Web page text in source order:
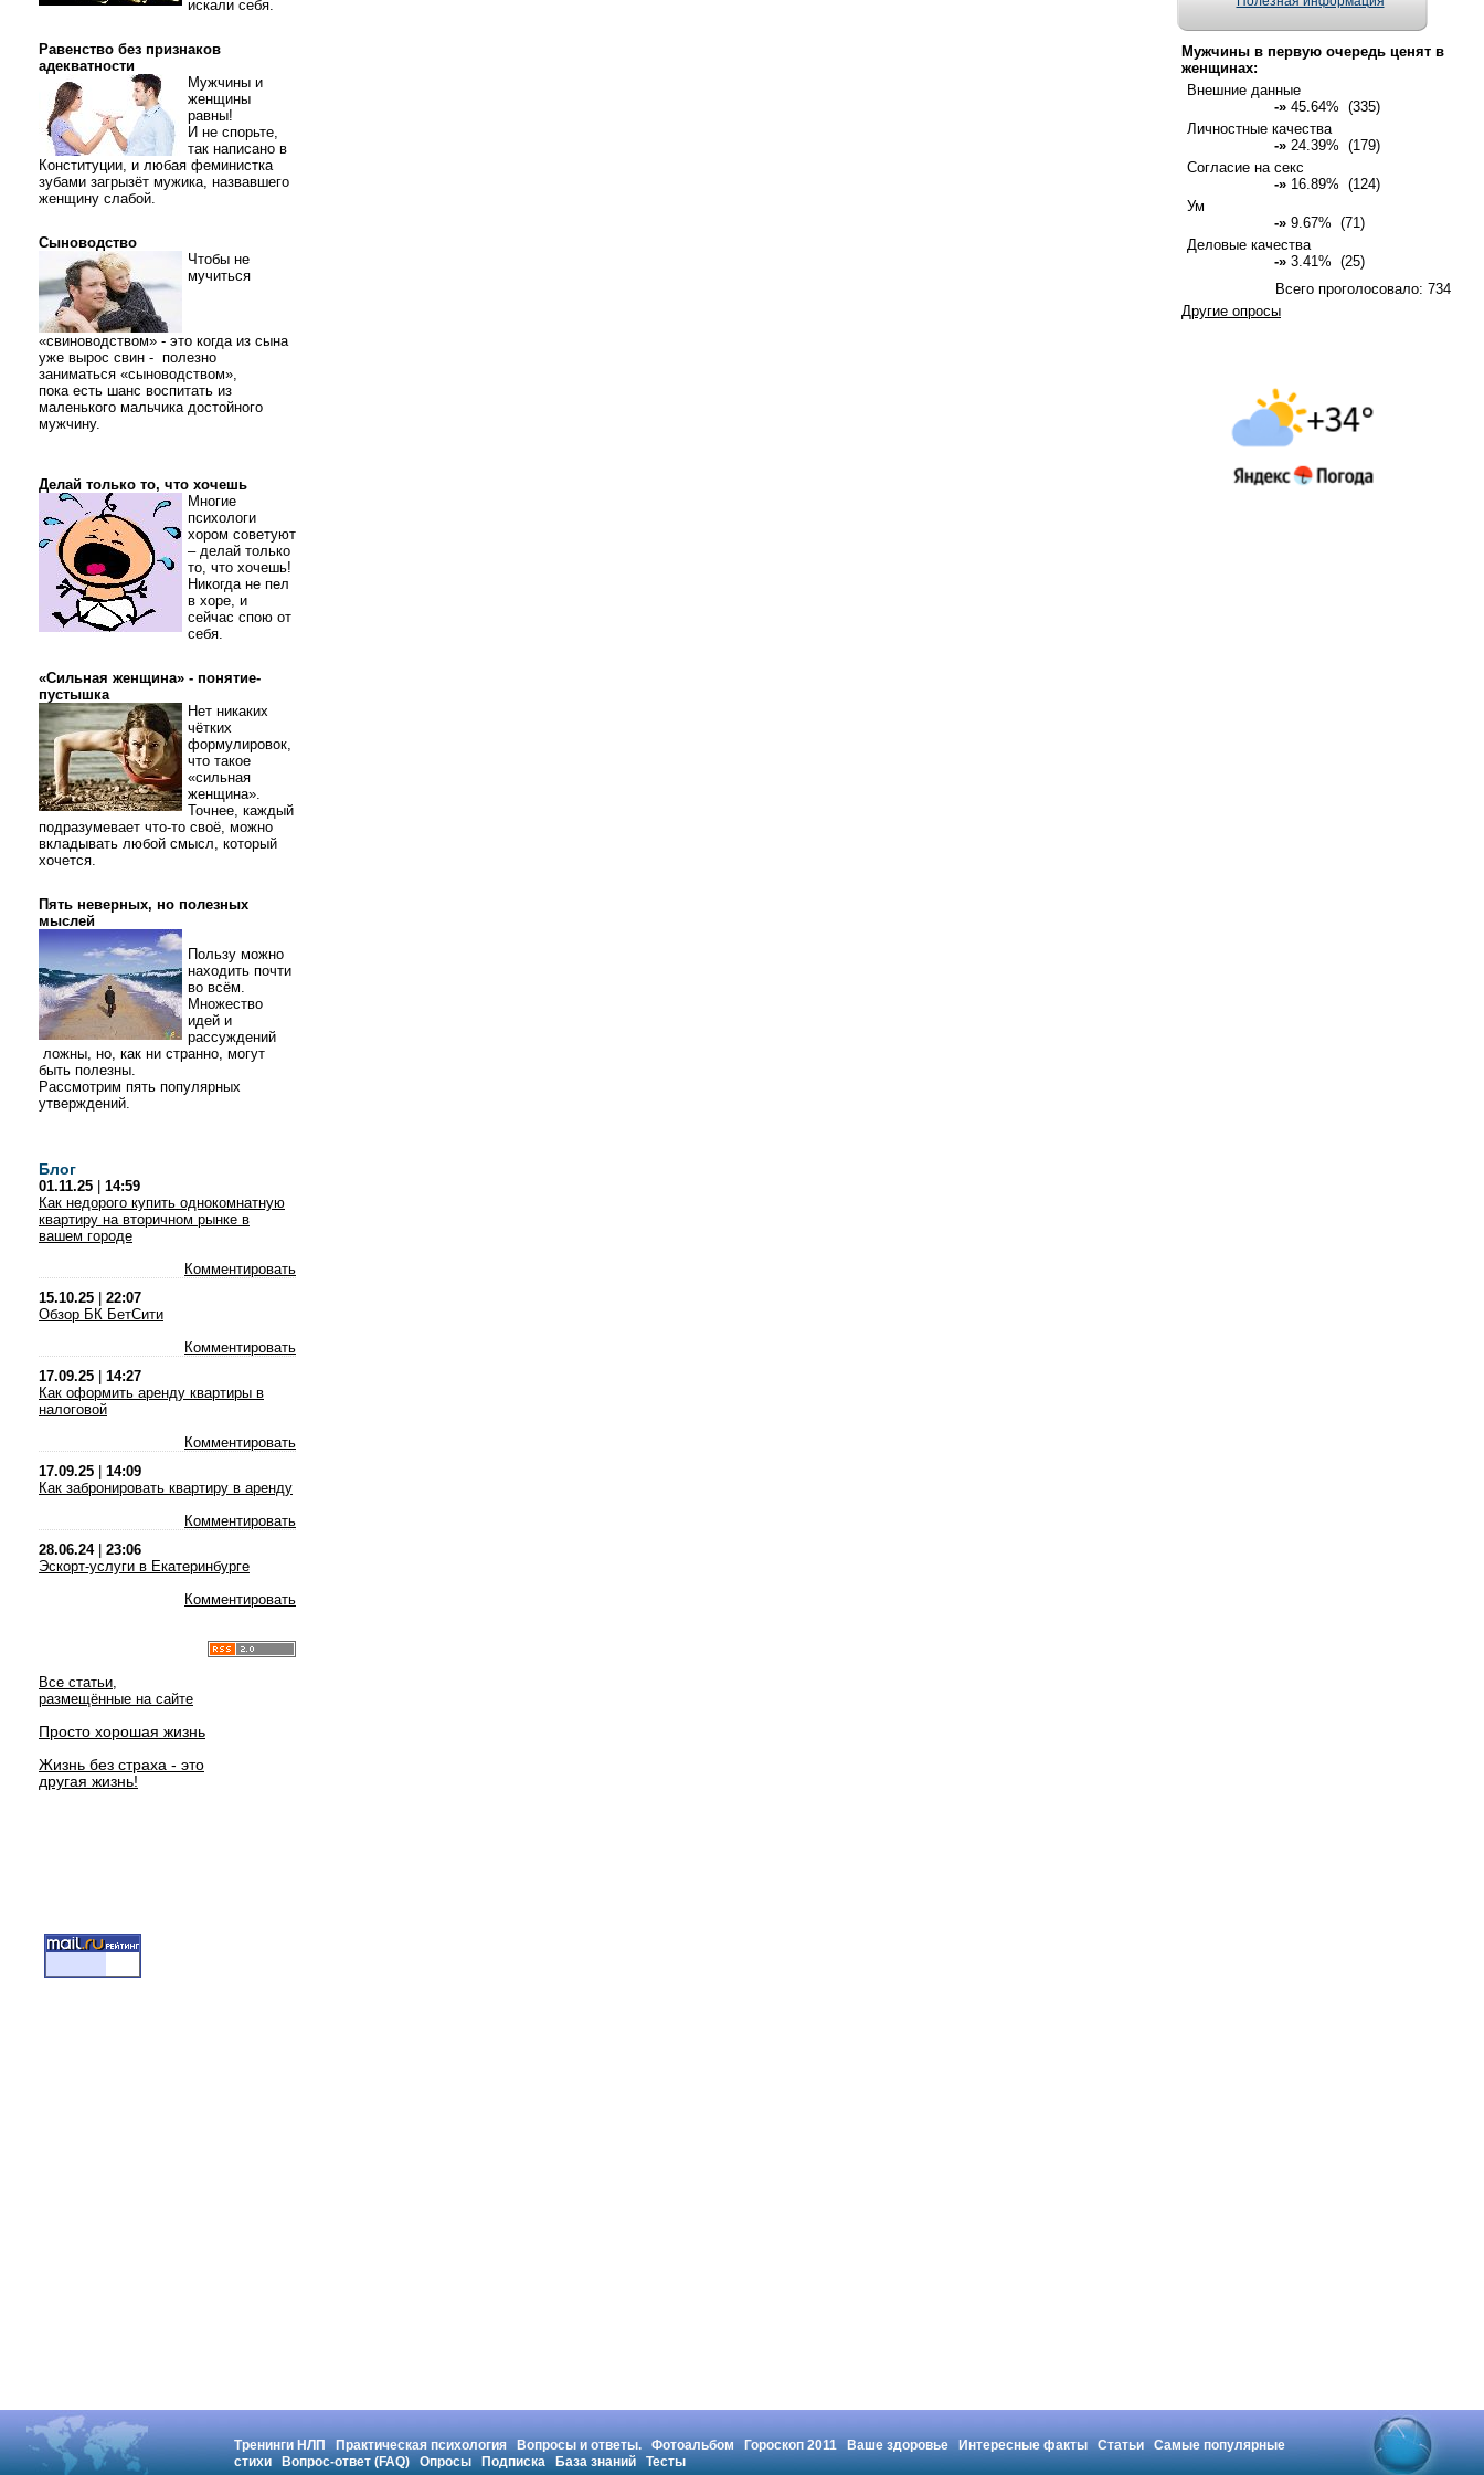
искали себя.
Равенство без признаков
адекватности
Мужчины и
женщины
равны!
И не спорьте,
так написано в
Конституции, и любая феминистка
зубами загрызёт мужика, назвавшего
женщину слабой.
Сыноводство
Чтобы не
мучиться
«свиноводством» - это когда из сына
уже вырос свин - полезно
заниматься «сыноводством»,
пока есть шанс воспитать из
маленького мальчика достойного
мужчину.
Делай только то, что хочешь
Многие
психологи
хором советуют
– делай только
то, что хочешь!
Никогда не пел
в хоре, и
сейчас спою от
себя.
«Сильная женщина» - понятие-
пустышка
Нет никаких
чётких
формулировок,
что такое
«сильная
женщина».
Точнее, каждый
подразумевает что-то своё, можно
вкладывать любой смысл, который
хочется.
Пять неверных, но полезных
мыслей
Пользу можно
находить почти
во всём.
Множество
идей и
рассуждений
ложны, но, как ни странно, могут
быть полезны.
Рассмотрим пять популярных
утверждений.
Блог
01.11.25
14:59
Как недорого купить однокомнатную
квартиру на вторичном рынке в
вашем городе
Комментировать
15.10.25
22:07
Обзор БК БетСити
Комментировать
17.09.25
14:27
Как оформить аренду квартиры в
налоговой
Комментировать
17.09.25
14:09
Как забронировать квартиру в аренду
Комментировать
28.06.24| 23:06
Эскорт-услуги в Екатеринбурге
Комментировать
Все статьи,
размещённые на сайте
Просто хорошая жизнь
Жизнь без страха - это
другая жизнь!
Мужчины в первую очередь ценят в
женщинах:
Внешние данные
-» 45.64% (335)
Личностные качества
-» 24.39% (179)
Согласие на секс
-» 16.89% (124)
Ум
-» 9.67% (71)
Деловые качества
-» 3.41% (25)
Всего проголосовало: 734
Другие опросы
Тренинги НЛП Практическая психология Вопросы и ответы. Фотоальбом Гороскоп 2011 Ваше здоровье Интересные факты Статьи
Самые популярные
стихи
Вопрос-ответ (FAQ) Опросы Подписка База знаний Тесты